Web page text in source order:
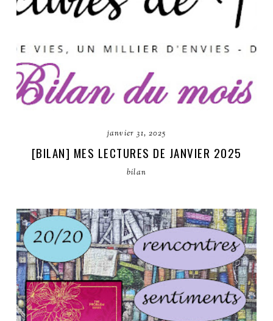
janvier 31, 2025
[BILAN] MES LECTURES DE JANVIER 2025
bilan